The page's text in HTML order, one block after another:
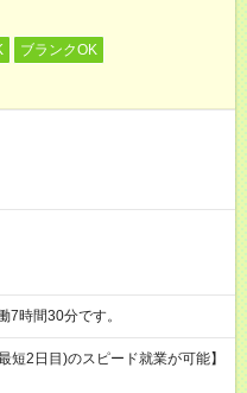
ブランクOK
実働7時間30分です。
短2日目)のスピード就業が可能】